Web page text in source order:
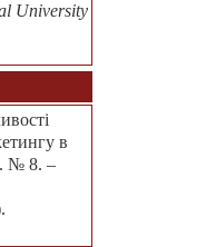
University
в
№ 8. –